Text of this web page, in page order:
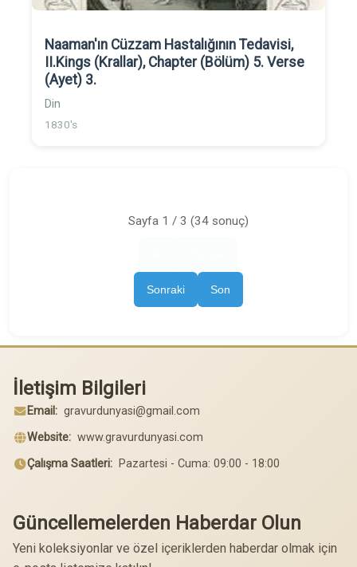
Naaman'ın Cüzzam Hastalığının Tedavisi,
II.Kings (Krallar), Chapter (Bölüm) 5. Verse
(Ayet) 3.
Din
1830's
Sayfa 1 / 3 (34 sonuç)
Sonraki Son
İletişim Bilgileri
Email: gravurdunyasi@gmail.com
Website: www.gravurdunyasi.com
Çalışma Saatleri: Pazartesi - Cuma: 09:00 - 18:00
Güncellemelerden Haberdar Olun
Yeni koleksiyonlar ve özel içeriklerden haberdar olmak için